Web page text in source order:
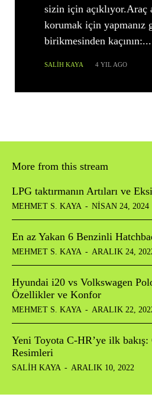
sizin için açıklıyor.Araç
korumak için yapmanız
birikmesinden kaçının:...
SALIH KAYA 4 YIL AGO
More from this stream
LPG taktırmanın Artıları ve
MEHMET S. KAYA - NISAN 24, 2024
En az Yakan 6 Benzinli
MEHMET S. KAYA - ARALIK 24,
Hyundai i20 vs Volkswagen
Özellikler ve Konfor
MEHMET S. KAYA - ARALIK 22,
Yeni Toyota C-HR’ye ilk
Resimleri
SALIH KAYA - ARALIK 10, 2022